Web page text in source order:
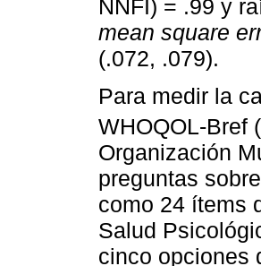
NNFI) = .99 y
mean square
(.072, .079).
Para medir la
WHOQOL-Bref (
Organización
preguntas
como 24 ítems
Salud
cinco opciones